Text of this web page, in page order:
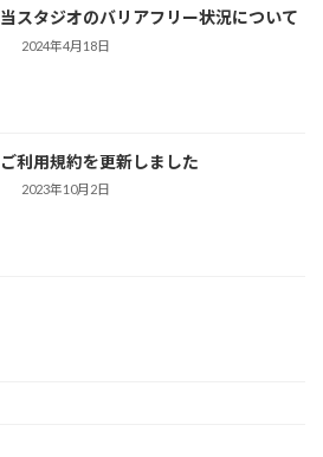
当スタジオのバリアフリー状況について
2024年4月18日
ご利用規約を更新しました
2023年10月2日